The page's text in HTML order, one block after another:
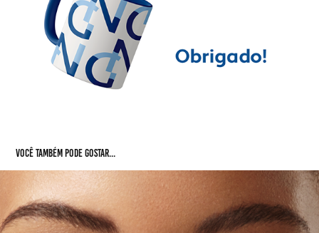
Você também pode gostar...